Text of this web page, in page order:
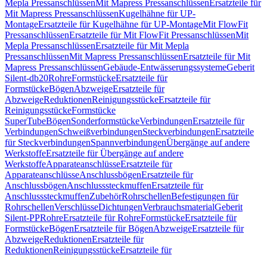
Mepla PressanschlüssenMit Mapress PressanschlüssenErsatzteile für
Mit Mapress PressanschlüssenKugelhähne für UP-
MontageErsatzteile für Kugelhähne für UP-MontageMit FlowFit
PressanschlüssenErsatzteile für Mit FlowFit PressanschlüssenMit
Mepla PressanschlüssenErsatzteile für Mit Mepla
PressanschlüssenMit Mapress PressanschlüssenErsatzteile für Mit
Mapress PressanschlüssenGebäude-EntwässerungssystemeGeberit
Silent-db20RohreFormstückeErsatzteile für
FormstückeBögenAbzweigeErsatzteile für
AbzweigeReduktionenReinigungsstückeErsatzteile für
ReinigungsstückeFormstücke
SuperTubeBögenSonderformstückeVerbindungenErsatzteile für
VerbindungenSchweißverbindungenSteckverbindungenErsatzteile
für SteckverbindungenSpannverbindungenÜbergänge auf andere
WerkstoffeErsatzteile für Übergänge auf andere
WerkstoffeApparateanschlüsseErsatzteile für
ApparateanschlüsseAnschlussbögenErsatzteile für
AnschlussbögenAnschlusssteckmuffenErsatzteile für
AnschlusssteckmuffenZubehörRohrschellenBefestigungen für
RohrschellenVerschlüsseDichtungenVerbrauchsmaterialGeberit
Silent-PPRohreErsatzteile für RohreFormstückeErsatzteile für
FormstückeBögenErsatzteile für BögenAbzweigeErsatzteile für
AbzweigeReduktionenErsatzteile für
ReduktionenReinigungsstückeErsatzteile für